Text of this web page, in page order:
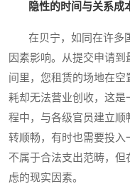
隐性的时间与关系成
在贝宁，如同在许多
因素影响。从提交申请
间里，您租赁的场地在
耗却无法营业创收，这是
程中，与各级官员建立
转顺畅，有时也需要投入
不属于合法支出范畴，
虑的现实因素。